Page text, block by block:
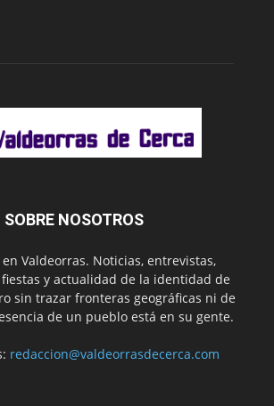
SOBRE NOSOTROS
Valdeorras. Noticias, entrevistas,
y actualidad de la identidad de
sin trazar fronteras geográficas ni de
de un pueblo está en su gente.
redaccion@valdeorrasdecerca.com